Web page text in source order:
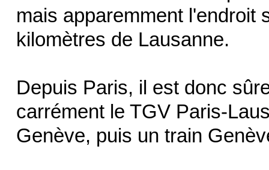
mais apparemment l'endroit
kilomètres de Lausanne.
Depuis Paris, il est donc
carrément le TGV Paris-
Genève, puis un train